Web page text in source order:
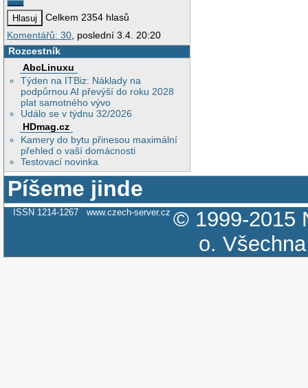
Celkem 2354 hlasů
Komentářů: 30 , poslední 3.4. 20:20
Rozcestník
AbcLinuxu
Týden na ITBiz: Náklady na
podpůrnou AI převýší do roku 2028
plat samotného vývo
Událo se v týdnu 32/2026
HDmag.cz
Kamery do bytu přinesou maximální
přehled o vaší domácnosti
Testovací novinka
Píšeme jinde
ISSN 1214-1267 www.czech-server.cz © 1999-2015
o.